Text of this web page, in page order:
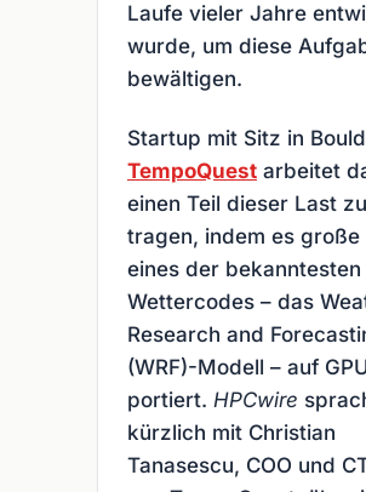
Laufe vieler Jahre
wurde, um diese
bewältigen.
Startup mit Sitz in
TempoQuest arbeitet
einen Teil dieser Last zu
tragen, indem es große
eines der bekanntesten
Wettercodes – das
Research and
(WRF)-Modell – auf
portiert. HPCwire
kürzlich mit Christian
Tanasescu, COO und